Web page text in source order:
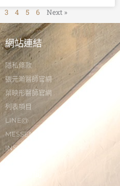
3 4 5 6 Next »
網站連結
隱私條款
張元瀚醫師官網
葉映彤醫師官網
列表項目
LINE@
MESSENGER
INSTAGRAM